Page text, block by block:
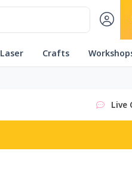
Laser Crafts
Live